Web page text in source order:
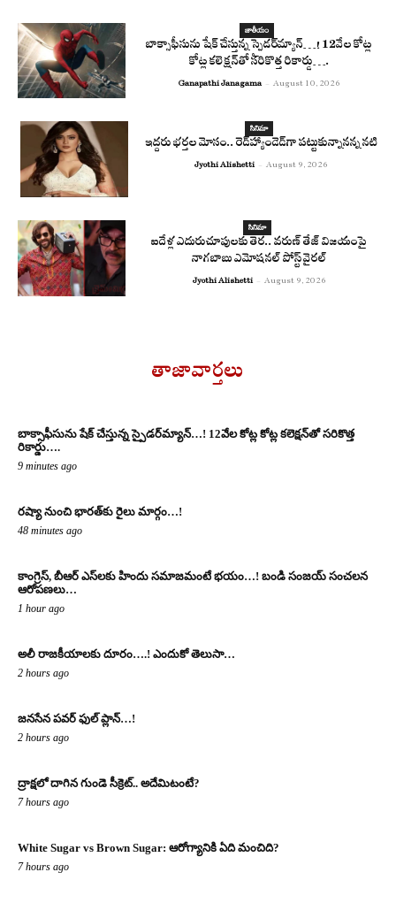
జాతీయం
బాక్సాఫీసును షేక్ చేస్తున్న స్పైడ‌ర్‌మ్యాన్‌…! 12వేల కోట్ల
కోట్ల క‌లెక్ష‌న్‌తో స‌రికొత్త రికార్డు….
Ganapathi Janagama - August 10, 2026
సినిమా
ఇద్దరు భర్తల మోసం.. రెడ్‌హ్యాండెడ్‌గా పట్టుకున్నానన్న నటి
Jyothi Alishetti - August 9, 2026
సినిమా
ఐదేళ్ల ఎదురుచూపులకు తెర.. వరుణ్ తేజ్ విజయంపై
నాగబాబు ఎమోషనల్ పోస్ట్ వైరల్
Jyothi Alishetti - August 9, 2026
తాజావార్తలు
బాక్సాఫీసును షేక్ చేస్తున్న స్పైడ‌ర్‌మ్యాన్‌…! 12వేల కోట్ల కోట్ల క‌లెక్ష‌న్‌తో స‌రికొత్త
రికార్డు….
9 minutes ago
రష్యా నుంచి భారత్‌కు రైలు మార్గం…!
48 minutes ago
కాంగ్రెస్‌, బీఆర్ ఎస్‌ల‌కు హిందు స‌మాజ‌మంటే భ‌యం…! బండి సంజ‌య్ సంచ‌ల‌న
ఆరోప‌ణ‌లు…
1 hour ago
అలీ రాజ‌కీయాల‌కు దూరం….! ఎందుకో తెలుసా…
2 hours ago
జనసేన పవర్ ఫుల్ ప్లాన్…!
2 hours ago
ద్రాక్షలో దాగిన గుండె సీక్రెట్.. అదేమిటంటే?
7 hours ago
White Sugar vs Brown Sugar: ఆరోగ్యానికి ఏది మంచిది?
7 hours ago